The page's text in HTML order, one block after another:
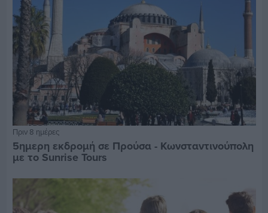
Πριν 8 ημέρες
5ημερη εκδρομή σε Προύσα - Κωνσταντινούπολη
με το Sunrise Tours